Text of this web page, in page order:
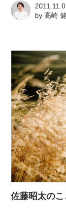
by高崎
佐藤昭太のこ